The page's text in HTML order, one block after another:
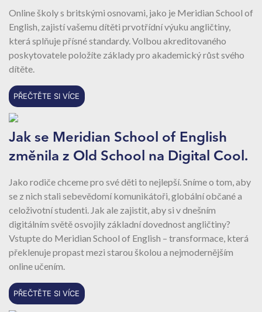
Online školy s britskými osnovami, jako je Meridian School of
English, zajistí vašemu dítěti prvotřídní výuku angličtiny,
která splňuje přísné standardy. Volbou akreditovaného
poskytovatele položíte základy pro akademický růst svého
dítěte.
PŘEČTĚTE SI VÍCE
Jak se Meridian School of English
změnila z Old School na Digital Cool.
Jako rodiče chceme pro své děti to nejlepší. Sníme o tom, aby
se z nich stali sebevědomí komunikátoři, globální občané a
celoživotní studenti. Jak ale zajistit, aby si v dnešním
digitálním světě osvojily základní dovednost angličtiny?
Vstupte do Meridian School of English – transformace, která
překlenuje propast mezi starou školou a nejmodernějším
online učením.
PŘEČTĚTE SI VÍCE